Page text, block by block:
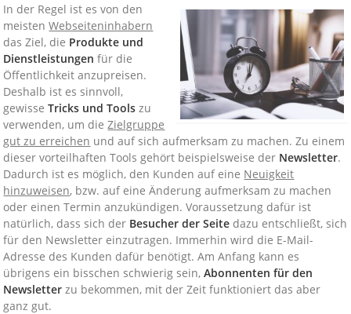
In der Regel ist es von den
meistenWebseiteninhabern
das Ziel, die Produkte und
Dienstleistungen für die
Öffentlichkeit anzupreisen.
Deshalb ist es sinnvoll,
gewisseTricks und Tools zu
verwenden, um dieZielgruppe
gut zu erreichen und auf sich aufmerksam zu machen. Zu einem
dieser vorteilhaften Tools gehört beispielsweise der Newsletter.
Dadurch ist es möglich, den Kunden auf eine Neuigkeit
hinzuweisen, bzw. auf eine Änderung aufmerksam zu machen
oder einen Termin anzukündigen. Voraussetzung dafür ist
natürlich, dass sich der Besucher der Seite dazu entschließt, sich
für den Newsletter einzutragen. Immerhin wird die E-Mail-
Adresse des Kunden dafür benötigt. Am Anfang kann es
übrigens ein bisschen schwierig sein,Abonnenten für den
Newsletter zu bekommen, mit der Zeit funktioniert das aber
ganz gut.